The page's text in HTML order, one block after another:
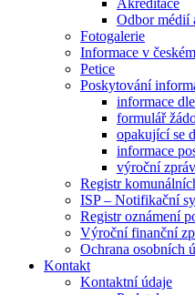
Odbor médií
Fotogalerie
Informace v
Petice
Poskytování
informace
formulář
opakující se
informace
výroční
Registr
ISP – Notifikační
Registr oznámení
Výroční finanční
Ochrana osobních
Kontakt
Kontaktní údaje